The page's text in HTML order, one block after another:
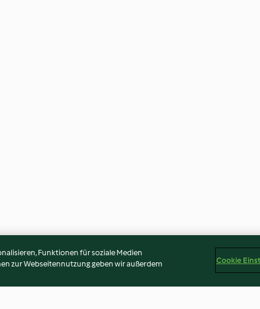
Funktionen für soziale Medien
zur Webseitennutzung geben wir außerdem
Cookie